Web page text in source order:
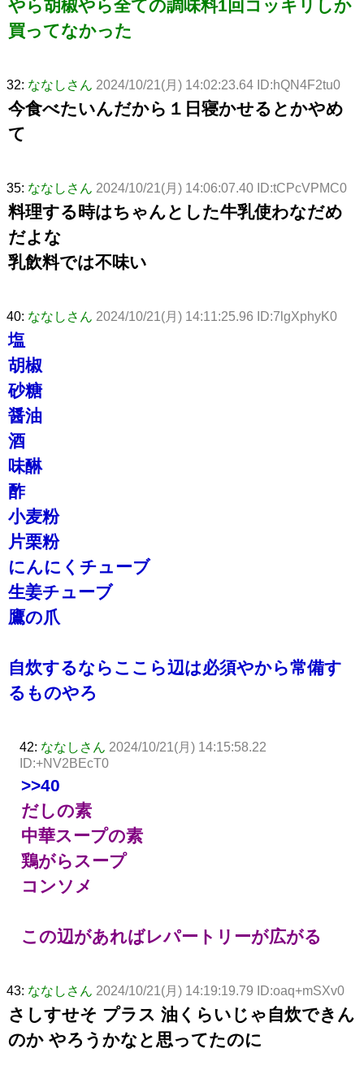
やら胡椒やら全ての調味料1回コッキリしか
買ってなかった
32: ななしさん 2024/10/21(月) 14:02:23.64 ID:hQN4F2tu0
今食べたいんだから１日寝かせるとかやめ
て
35: ななしさん 2024/10/21(月) 14:06:07.40 ID:tCPcVPMC0
料理する時はちゃんとした牛乳使わなだめ
だよな
乳飲料では不味い
40: ななしさん 2024/10/21(月) 14:11:25.96 ID:7lgXphyK0
塩
胡椒
砂糖
醤油
酒
味醂
酢
小麦粉
片栗粉
にんにくチューブ
生姜チューブ
鷹の爪
自炊するならここら辺は必須やから常備す
るものやろ
42: ななしさん 2024/10/21(月) 14:15:58.22
ID:+NV2BEcT0
>>40
だしの素
中華スープの素
鶏がらスープ
コンソメ
この辺があればレパートリーが広がる
43: ななしさん 2024/10/21(月) 14:19:19.79 ID:oaq+mSXv0
さしすせそ プラス 油くらいじゃ自炊できん
のか やろうかなと思ってたのに